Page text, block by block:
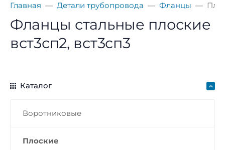
Главная Детали трубопровода Фланцы
Фланцы стальные плоские
вст3сп2, вст3сп3
Каталог
Воротниковые
Плоские